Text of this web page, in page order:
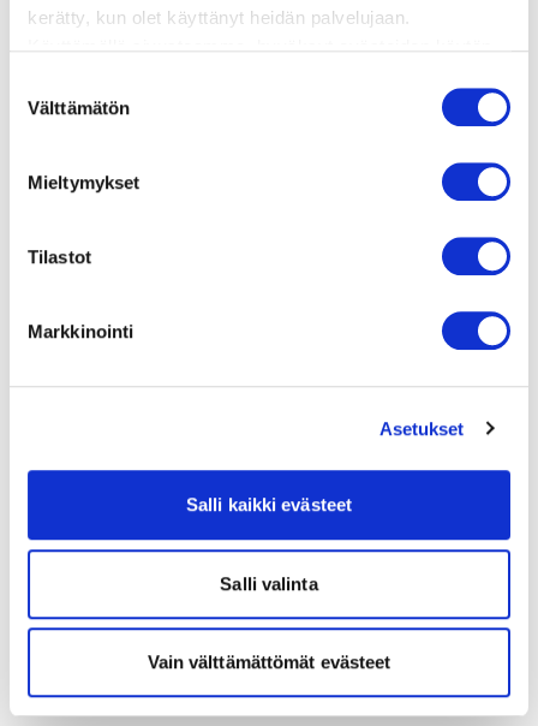
kerätty, kun olet käyttänyt heidän palvelujaan.
valinta
Välttämätön
Mieltymykset
Tilastot
Markkinointi
Asetukset
Salli kaikki evästeet
Salli valinta
Vain välttämättömät evästeet